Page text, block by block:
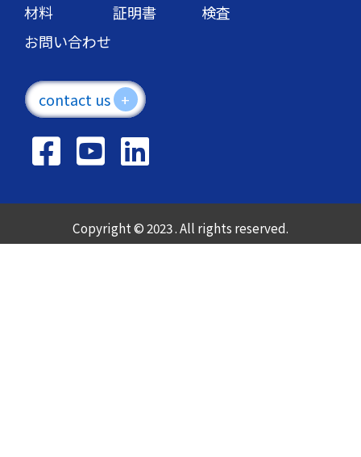
材料 証明書
検査
お問い合わせ
contact us +
Copyright © 2023 . All rights reserved.